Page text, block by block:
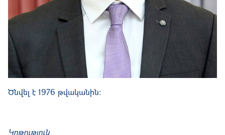
Ծնվել է 1976 թվականին:
Կրթություն